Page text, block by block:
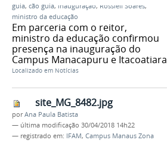
guia, cão guia, inauguração, Rossieli Soares,
ministro da educação
Em parceria com o reitor,
ministro da educação confirmou
presença na inauguração do
Campus Manacapuru e Itacoatiara
Localizado em Notícias
site_MG_8482.jpg
porAna Paula Batista
— última modificação 30/04/2018 14h22
— registrado em: IFAM, Campus Manaus Zona